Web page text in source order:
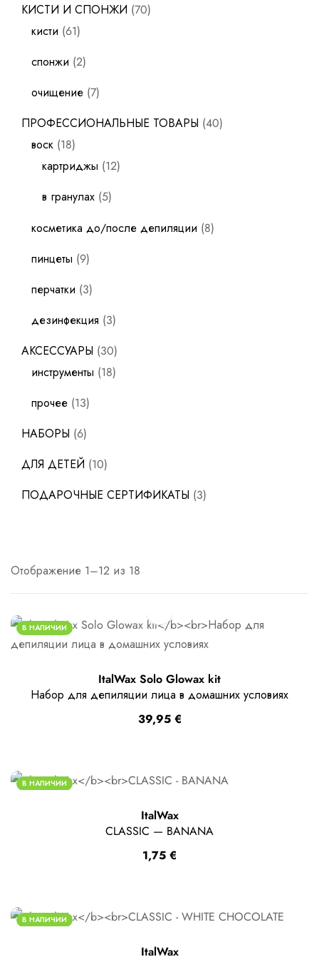
КИСТИ И СПОНЖИ 70
кисти 61
спонжи 2
очищение 7
ПРОФЕССИОНАЛЬНЫЕ ТОВАРЫ 40
воск 18
картриджы 12
в гранулах 5
косметика до/после депиляции 8
пинцеты 9
перчатки 3
дезинфекция 3
АКСЕССУАРЫ 30
инструменты 18
прочее 13
НАБОРЫ 6
ДЛЯ ДЕТЕЙ 10
ПОДАРОЧНЫЕ СЕРТИФИКАТЫ 3
Отображение 1–12 из 18
В НАЛИЧИИ
ItalWax Solo Glowax kit
Набор для депиляции лица в домашних условиях
39,95 €
В НАЛИЧИИ
ItalWax
CLASSIC — BANANA
1,75 €
В НАЛИЧИИ
ItalWax